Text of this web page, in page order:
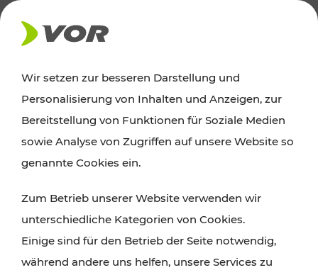
AKTUELLES
News
Alle wichtigen Meldungen zu Fahrplanänderungen,
finden Sie hier im Überblick.
Wir setzen zur besseren Darstellung und
Personalisierung von Inhalten und Anzeigen, zur
Bereitstellung von Funktionen für Soziale Medien
sowie Analyse von Zugriffen auf unsere Website so
genannte Cookies ein.
Zum Betrieb unserer Website verwenden wir
unterschiedliche Kategorien von Cookies.
Einige sind für den Betrieb der Seite notwendig,
während andere uns helfen, unsere Services zu